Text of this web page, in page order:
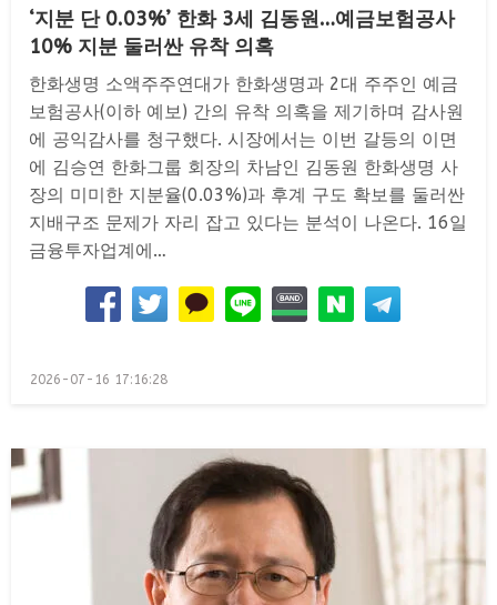
‘지분 단 0.03%’ 한화 3세 김동원…예금보험공사
10% 지분 둘러싼 유착 의혹
한화생명 소액주주연대가 한화생명과 2대 주주인 예금
보험공사(이하 예보) 간의 유착 의혹을 제기하며 감사원
에 공익감사를 청구했다. 시장에서는 이번 갈등의 이면
에 김승연 한화그룹 회장의 차남인 김동원 한화생명 사
장의 미미한 지분율(0.03%)과 후계 구도 확보를 둘러싼
지배구조 문제가 자리 잡고 있다는 분석이 나온다. 16일
금융투자업계에…
Posted
2026-07-16 17:16:28